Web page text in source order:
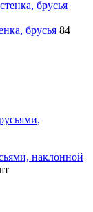
брусья 84
наклонной